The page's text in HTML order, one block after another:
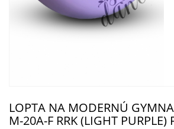
LOPTA NA MODERNÚ
M-20A-F RRK (LIGHT PURPLE)